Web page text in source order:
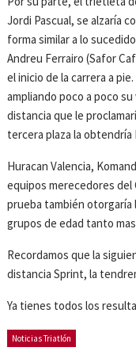
Jordi Pascual, se alzaría
forma similar a lo
Andreu Ferrairo (Safor
el inicio de la carrera a
ampliando poco a poco
distancia que le
tercera plaza la
Huracan Valencia,
equipos merecedores
prueba también
grupos de edad tanto
Recordamos que la
distancia Sprint, la
Ya tienes todos los
Noticias Triatlón